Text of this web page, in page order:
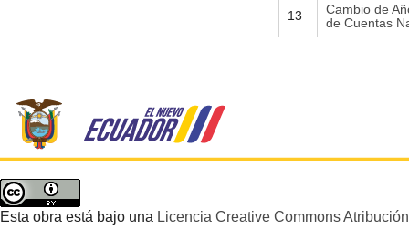
13
Cambio de
de Cuentas
Esta obra está bajo una Licencia Creative Commons